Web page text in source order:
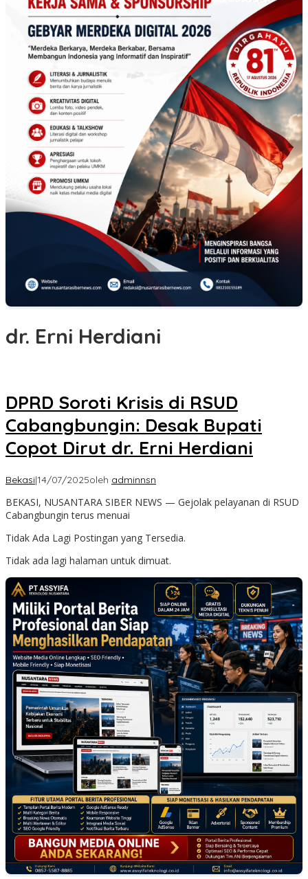
dr. Erni Herdiani
DPRD Soroti Krisis di RSUD
Cabangbungin: Desak Bupati
Copot Dirut dr. Erni Herdiani
Bekasi|14/07/2025oleh adminnsn
BEKASI, NUSANTARA SIBER NEWS — Gejolak pelayanan di RSUD
Cabangbungin terus menuai
Tidak Ada Lagi Postingan yang Tersedia.
Tidak ada lagi halaman untuk dimuat.